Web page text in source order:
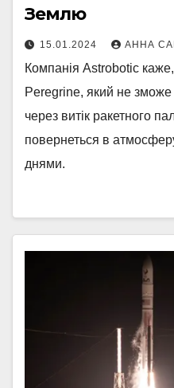
Землю
15.01.2024 АННА
Компанія Astrobotic
Peregrine, який не
через витік ракетного
повернеться в
днями.